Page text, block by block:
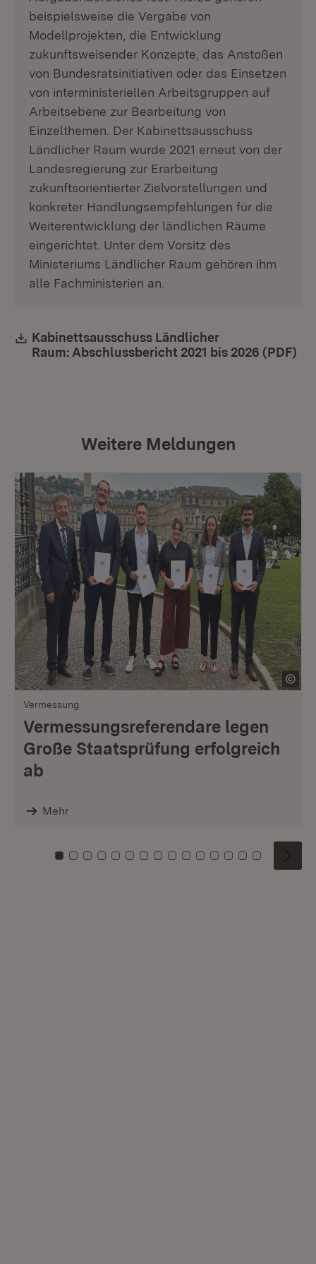
beispielsweise die Vergabe von
Modellprojekten, die Entwicklung
zukunftsweisender Konzepte, das Anstoßen
von Bundesratsinitiativen oder das Einsetzen
von interministeriellen Arbeitsgruppen auf
Arbeitsebene zur Bearbeitung von
Einzelthemen. Der Kabinettsausschuss
Ländlicher Raum wurde 2021 erneut von der
Landesregierung zur Erarbeitung
zukunftsorientierter Zielvorstellungen und
konkreter Handlungsempfehlungen für die
Weiterentwicklung der ländlichen Räume
eingerichtet. Unter dem Vorsitz des
Ministeriums Ländlicher Raum gehören ihm
alle Fachministerien an.
Download:
Kabinettsausschuss Ländlicher
Raum: Abschlussbericht 2021 bis 2026 (PDF)
Weitere Meldungen
Vermessung
Vermessungsreferendare legen
Große Staatsprüfung erfolgreich
ab
Mehr
Zu Kachel: 0
Zu Kachel: 1
Zu Kachel: 2
Zu Kachel: 3
Zu Kachel: 4
Zu Kachel: 5
Zu Kachel: 6
Zu Kachel: 7
Zu Kachel: 8
Zu Kachel: 9
Zu Kachel: 10
Zu Kachel: 11
Zu Kachel: 12
Zu Kachel:
Zu